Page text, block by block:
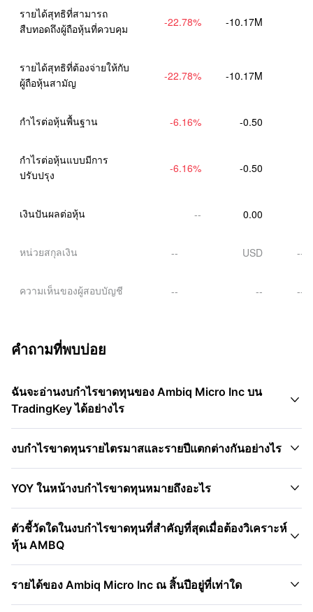
รายได้สุทธิที่สามารถ
สืบทอดถึงผู้ถือหุ้นที่ควบคุม
-22.78% -10.17M
รายได้สุทธิที่ต้องจ่ายให้กับ
ผู้ถือหุ้นสามัญ
-22.78% -10.17M
กําไรต่อหุ้นพื้นฐาน -6.16% -0.50
กําไรต่อหุ้นแบบมีการ
ปรับปรุง
-6.16% -0.50
เงินปันผลต่อหุ้น -- 0.00
หน่วยสกุลเงิน -- USD --
ความเห็นของผู้สอบบัญชี -- -- --
คำถามที่พบบ่อย
ฉันจะอ่านงบกำไรขาดทุนของ Ambiq Micro Inc บน
TradingKey ได้อย่างไร

งบกำไรขาดทุนรายไตรมาสและรายปีแตกต่างกันอย่างไร 
YOY ในหน้างบกำไรขาดทุนหมายถึงอะไร 
ตัวชี้วัดใดในงบกำไรขาดทุนที่สำคัญที่สุดเมื่อต้องวิเคราะห์
หุ้น AMBQ

รายได้ของ Ambiq Micro Inc ณ สิ้นปีอยู่ที่เท่าใด 